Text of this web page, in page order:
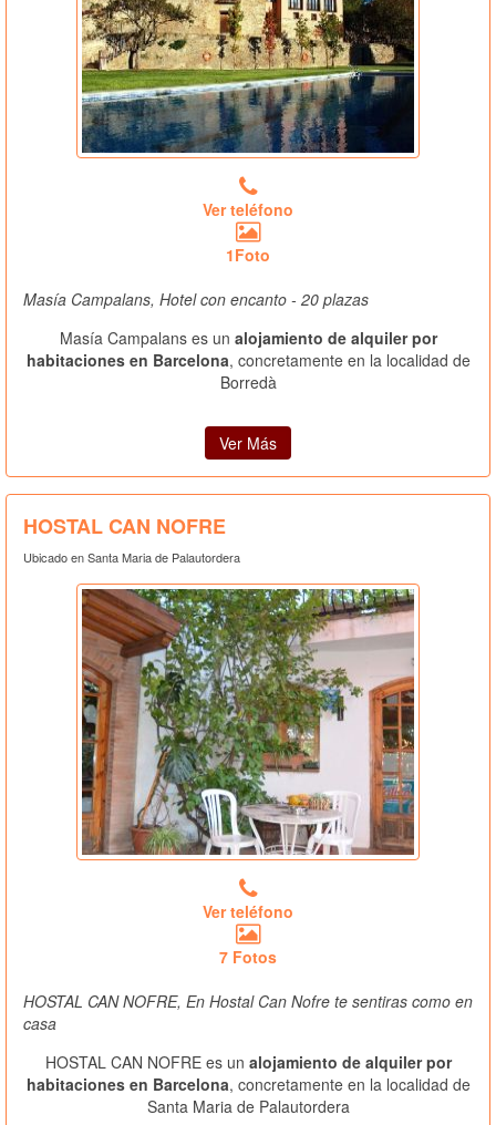
Ver teléfono
1Foto
Masía Campalans, Hotel con encanto - 20 plazas
Masía Campalans es un alojamiento de alquiler por
habitaciones en Barcelona, concretamente en la localidad de
Borredà
Ver Más
HOSTAL CAN NOFRE
Ubicado en Santa Maria de Palautordera
Ver teléfono
7 Fotos
HOSTAL CAN NOFRE, En Hostal Can Nofre te sentiras como en
casa
HOSTAL CAN NOFRE es un alojamiento de alquiler por
habitaciones en Barcelona, concretamente en la localidad de
Santa Maria de Palautordera